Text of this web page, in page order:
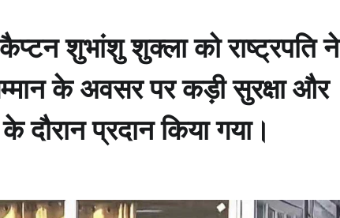
शुभांशु शुक्ला को राष्ट्रपति ने
के अवसर पर कड़ी सुरक्षा और
दौरान प्रदान किया गया।